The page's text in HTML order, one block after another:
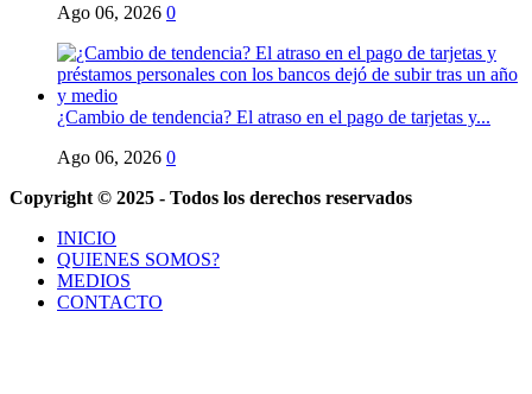
Ago 06, 2026 0
¿Cambio de tendencia? El atraso en el pago de tarjetas y...
Ago 06, 2026 0
Copyright © 2025 - Todos los derechos reservados
INICIO
QUIENES SOMOS?
MEDIOS
CONTACTO